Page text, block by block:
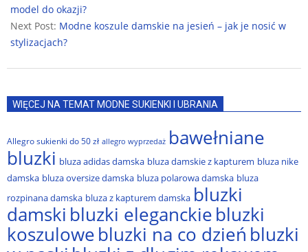
02
model do okazji?
Next Post: Modne koszule damskie na jesień – jak je nosić w
stylizacjach?
WIĘCEJ NA TEMAT MODNE SUKIENKI I UBRANIA
Allegro sukienki do 50 zł allegro wyprzedaż bawełniane
bluzki bluza adidas damska bluza damskie z kapturem bluza nike
damska bluza oversize damska bluza polarowa damska bluza
rozpinana damska bluza z kapturem damska bluzki
damski bluzki eleganckie bluzki
koszulowe bluzki na co dzień bluzki